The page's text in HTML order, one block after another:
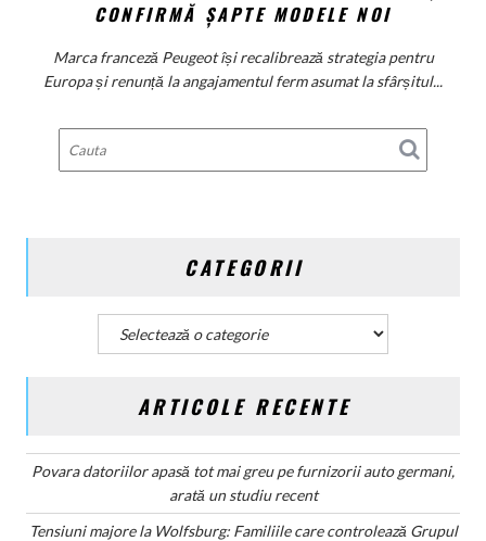
la
de
a
electric
până
modele
CONFIRMĂ ȘAPTE MODELE NOI
Marca franceză Peugeot își recalibrează strategia pentru
Europa și renunță la angajamentul ferm asumat la sfârșitul...
CATEGORII
Categorii
ARTICOLE RECENTE
Povara datoriilor apasă tot mai greu pe furnizorii auto germani,
arată un studiu recent
Tensiuni majore la Wolfsburg: Familiile care controlează Grupul